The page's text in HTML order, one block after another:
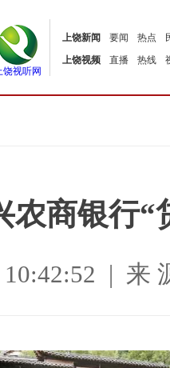
饶视听网
上饶新闻 要闻 热点
上饶视频
直播 热线
农商银行“
10:42:52 | 来